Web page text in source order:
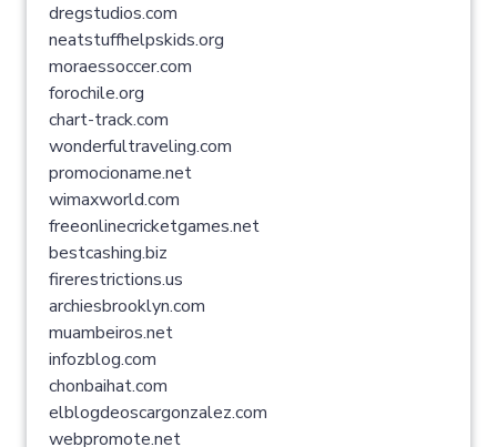
dregstudios.com
neatstuffhelpskids.org
moraessoccer.com
forochile.org
chart-track.com
wonderfultraveling.com
promocioname.net
wimaxworld.com
freeonlinecricketgames.net
bestcashing.biz
firerestrictions.us
archiesbrooklyn.com
muambeiros.net
infozblog.com
chonbaihat.com
elblogdeoscargonzalez.com
webpromote.net